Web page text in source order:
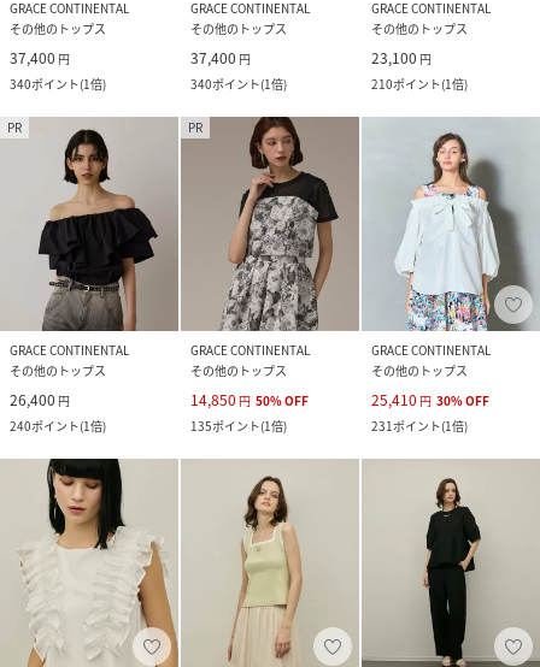
GRACE CONTINENTAL
その他のトップス
37,400 円
340ポイント(1倍)
GRACE CONTINENTAL
その他のトップス
37,400 円
340ポイント(1倍)
GRACE CONTINENTAL
その他のトップス
23,100 円
210ポイント(1倍)
PR
GRACE CONTINENTAL
その他のトップス
26,400 円
240ポイント(1倍)
PR
GRACE CONTINENTAL
その他のトップス
14,850 円 50%OFF
135ポイント(1倍)
GRACE CONTINENTAL
その他のトップス
25,410 円 30%OFF
231ポイント(1倍)